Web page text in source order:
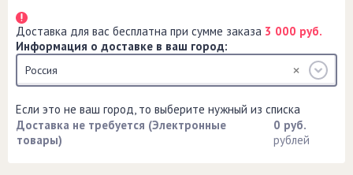
Доставка для вас бесплатна при сумме заказа 3 000 руб.
Информация о доставке в ваш город:
Россия
Если это не ваш город, то выберите нужный из списка
Доставка не требуется (Электронные
товары)
0 руб.
рублей